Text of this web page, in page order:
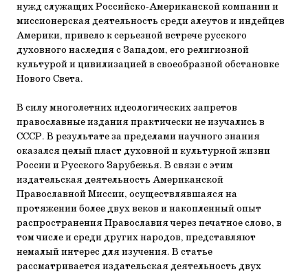
нужд служащих Российско-Американской компании и
миссионерская деятельность среди алеутов и индейцев
Америки, привело к серьезной встрече русского
духовного наследия с Западом, его религиозной
культурой и цивилизацией в своеобразной обстановке
Нового Света.
В силу многолетних идеологических запретов
православные издания практически не изучались в
СССР. В результате за пределами научного знания
оказался целый пласт духовной и культурной жизни
России и Русского Зарубежья. В связи с этим
издательская деятельность Американской
Православной Миссии, осуществлявшаяся на
протяжении более двух веков и накопленный опыт
распространения Православия через печатное слово, в
том числе и среди других народов, представляют
немалый интерес для изучения. В статье
рассматривается издательская деятельность двух